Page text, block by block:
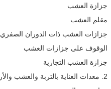
جزازة العشب
مقلم العشب
جزازات العشب ذات الدوران الصفري
الوقوف على جزازات العشب
جزازة العشب التجارية
2. معدات العناية بالتربة والعشب والأراضي